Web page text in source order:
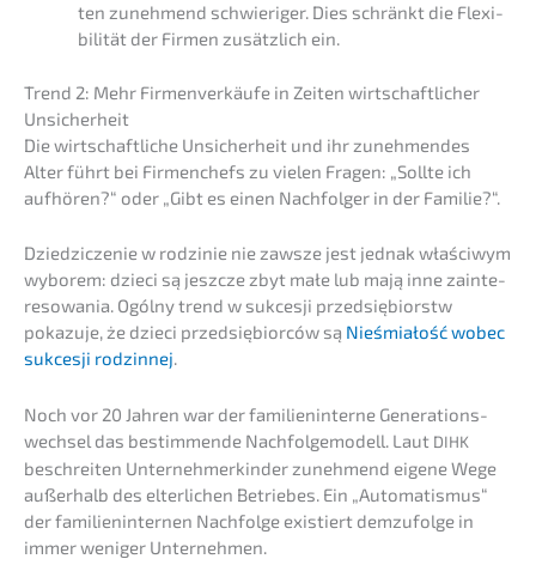
ten zuneh­mend schwie­ri­ger. Dies schränkt die Flexi­
bi­li­tät der Firmen zusätz­lich ein.
Trend 2: Mehr Firmen­ver­käu­fe in Zeiten wirtschaft­li­cher
Unsicherheit
Die wirtschaft­li­che Unsicher­heit und ihr zuneh­men­des
Alter führt bei Firmen­chefs zu vielen Fragen: „Sollte ich
aufhö­ren?“ oder „Gibt es einen Nachfol­ger in der Familie?“.
Dzied­zic­ze­nie w rodzi­nie nie zawsze jest jednak właści­wym
wyborem: dzieci są jeszc­ze zbyt małe lub mają inne zainte­
re­so­wa­nia. Ogólny trend w sukces­ji przedsię­bi­orstw
pokazu­je, że dzieci przedsię­bi­or­ców są Nieśmi­ałość wobec
sukces­ji rodzin­nej.
Noch vor 20 Jahren war der famili­en­in­ter­ne Generations­
wechsel das bestim­men­de Nachfol­ge­mo­dell. Laut DIHK
beschrei­ten Unter­neh­mer­kin­der zuneh­mend eigene Wege
außer­halb des elter­li­chen Betrie­bes. Ein „Automa­tis­mus“
der famili­en­in­ter­nen Nachfol­ge existiert demzu­fol­ge in
immer weniger Unternehmen.